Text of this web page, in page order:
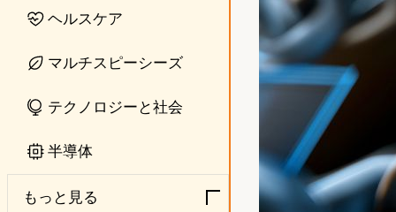
ヘルスケア
マルチスピーシーズ
テクノロジーと社会
半導体
もっと見る
n